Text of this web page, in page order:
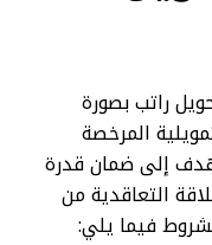
راتب بصورة
المرخصة
إلى ضمان قدرة
التعاقدية من
فيما يلي: